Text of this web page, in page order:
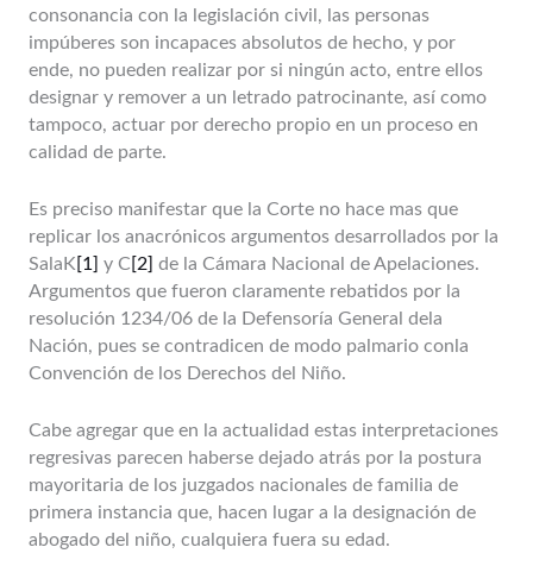
consonancia con la legislación civil, las personas
impúberes son incapaces absolutos de hecho, y por
ende, no pueden realizar por si ningún acto, entre ellos
designar y remover a un letrado patrocinante, así como
tampoco, actuar por derecho propio en un proceso en
calidad de parte.
Es preciso manifestar que la Corte no hace mas que
replicar los anacrónicos argumentos desarrollados por la
SalaK[1] y C [2] de la Cámara Nacional de Apelaciones.
Argumentos que fueron claramente rebatidos por la
resolución 1234/06 de la Defensoría General dela
Nación, pues se contradicen de modo palmario conla
Convención de los Derechos del Niño.
Cabe agregar que en la actualidad estas interpretaciones
regresivas parecen haberse dejado atrás por la postura
mayoritaria de los juzgados nacionales de familia de
primera instancia que, hacen lugar a la designación de
abogado del niño, cualquiera fuera su edad.